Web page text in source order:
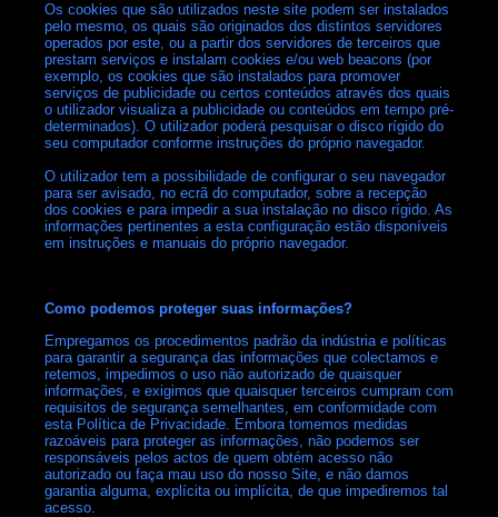
Os cookies que são utilizados neste site podem ser instalados
pelo mesmo, os quais são originados dos distintos servidores
operados por este, ou a partir dos servidores de terceiros que
prestam serviços e instalam cookies e/ou web beacons (por
exemplo, os cookies que são instalados para promover
serviços de publicidade ou certos conteúdos através dos quais
o utilizador visualiza a publicidade ou conteúdos em tempo pré-
determinados). O utilizador poderá pesquisar o disco rígido do
seu computador conforme instruções do próprio navegador.
O utilizador tem a possibilidade de configurar o seu navegador
para ser avisado, no ecrã do computador, sobre a recepção
dos cookies e para impedir a sua instalação no disco rígido. As
informações pertinentes a esta configuração estão disponíveis
em instruções e manuais do próprio navegador.
Como podemos proteger suas informações?
Empregamos os procedimentos padrão da indústria e políticas
para garantir a segurança das informações que colectamos e
retemos, impedimos o uso não autorizado de quaisquer
informações, e exigimos que quaisquer terceiros cumpram com
requisitos de segurança semelhantes, em conformidade com
esta Política de Privacidade. Embora tomemos medidas
razoáveis para proteger as informações, não podemos ser
responsáveis pelos actos de quem obtém acesso não
autorizado ou faça mau uso do nosso Site, e não damos
garantia alguma, explícita ou implícita, de que impediremos tal
acesso.